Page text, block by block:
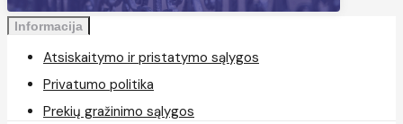
Informacija
Atsiskaitymo ir pristatymo sąlygos
Privatumo politika
Prekių gražinimo sąlygos